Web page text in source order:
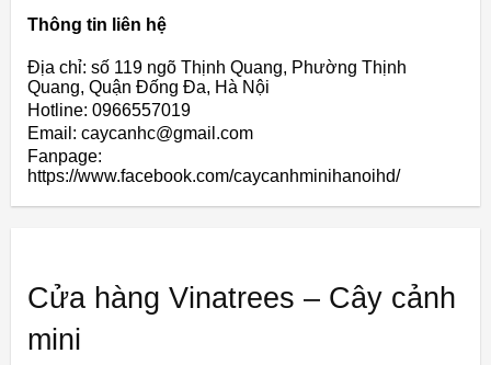
Thông tin liên hệ
Địa chỉ: số 119 ngõ Thịnh Quang, Phường Thịnh
Quang, Quận Đống Đa, Hà Nội
Hotline: 0966557019
Email: caycanhc@gmail.com
Fanpage:
https://www.facebook.com/caycanhminihanoihd/
Cửa hàng Vinatrees – Cây cảnh
mini